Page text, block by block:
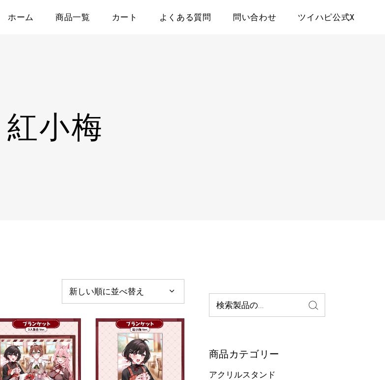
ホーム 商品一覧 カート よくある質問 問い合わせ ツイハピ公式X
紅小梅
新しい順に並べ替え
索:
商品カテゴリー
アクリルスタンド